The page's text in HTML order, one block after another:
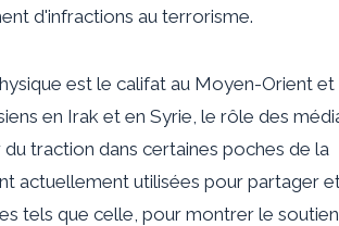
d'infractions au terrorisme.
est le califat au Moyen-Orient et
en Irak et en Syrie, le rôle des
traction dans certaines poches de la
actuellement utilisées pour partager
tels que celle, pour montrer le soutien